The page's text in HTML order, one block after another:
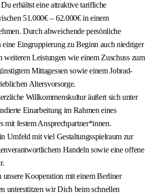
erhältst eine attraktive tarifliche
51.000€ – 62.000€ in einem
Durch abweichende persönliche
eine Eingruppierung zu Beginn auch niedriger
weiteren Leistungen wie einem Zuschuss zum
Mittagessen sowie einem Jobrad-
Altersvorsorge.
Willkommenskultur äußert sich unter
Einarbeitung im Rahmen eines
mit festem Ansprechpartner*innen.
Umfeld mit viel Gestaltungsspielraum zur
Handeln sowie eine offene
Kooperation mit einem Berliner
unterstützen wir Dich beim schnellen